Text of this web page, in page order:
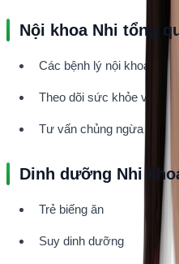
Nội khoa Nhi tổng
Các bệnh lý nội khoa
Theo dõi sức khỏe và
Tư vấn chủng ngừa
Dinh dưỡng Nhi
Trẻ biếng ăn
Suy dinh dưỡng